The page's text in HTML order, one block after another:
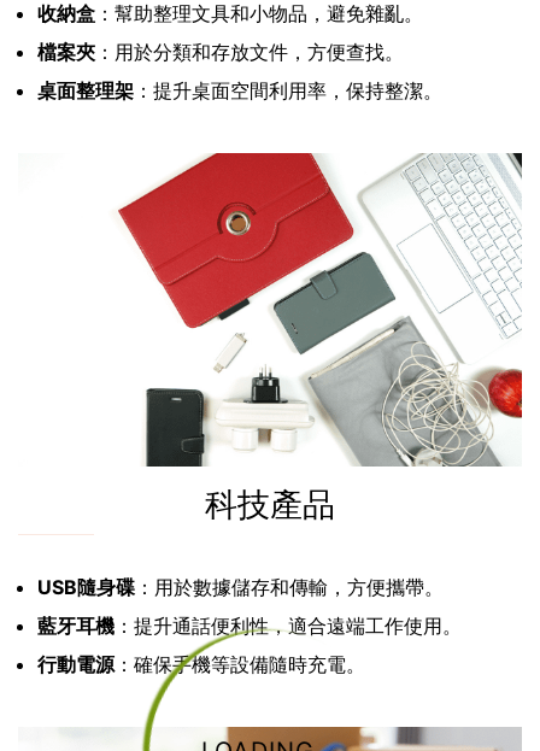
收納盒 ：幫助整理文具和小物品，避免雜亂。
檔案夾 ：用於分類和存放文件，方便查找。
桌面整理架 ：提升桌面空間利用率，保持整潔。
科技產品
USB隨身碟 ：用於數據儲存和傳輸，方便攜帶。
藍牙耳機 ：提升通話便利性，適合遠端工作使用。
行動電源：確保手機等設備隨時充電。